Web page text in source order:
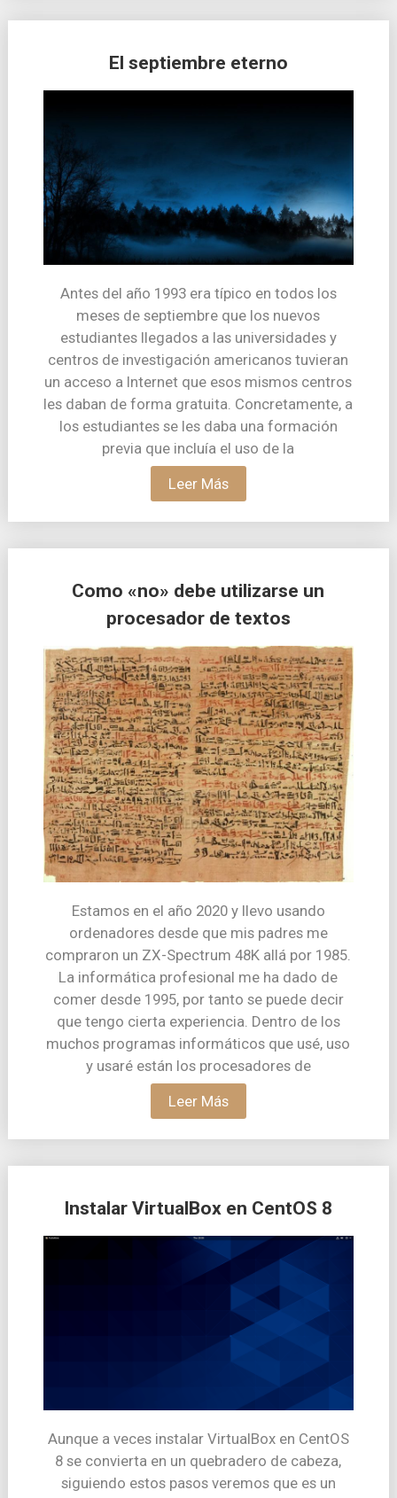
El septiembre eterno
Antes del año 1993 era típico en todos los
meses de septiembre que los nuevos
estudiantes llegados a las universidades y
centros de investigación americanos tuvieran
un acceso a Internet que esos mismos centros
les daban de forma gratuita. Concretamente, a
los estudiantes se les daba una formación
previa que incluía el uso de la
Leer Más
Como «no» debe utilizarse un
procesador de textos
Estamos en el año 2020 y llevo usando
ordenadores desde que mis padres me
compraron un ZX-Spectrum 48K allá por 1985.
La informática profesional me ha dado de
comer desde 1995, por tanto se puede decir
que tengo cierta experiencia. Dentro de los
muchos programas informáticos que usé, uso
y usaré están los procesadores de
Leer Más
Instalar VirtualBox en CentOS 8
Aunque a veces instalar VirtualBox en CentOS
8 se convierta en un quebradero de cabeza,
siguiendo estos pasos veremos que es un